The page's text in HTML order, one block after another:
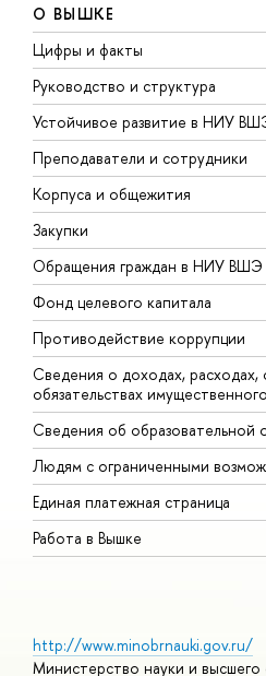
О ВЫШКЕ
Цифры и факты
Руководство и структура
Устойчивое развитие в НИУ
Преподаватели и сотрудники
Корпуса и общежития
Закупки
Обращения граждан в НИУ ВШЭ
Фонд целевого капитала
Противодействие коррупции
Сведения о доходах,
обязательствах
Сведения об образовательной
Людям с ограниченными
Единая платежная страница
Работа в Вышке
http://www.minobrnauki.gov.ru/
Министерство науки и высшего